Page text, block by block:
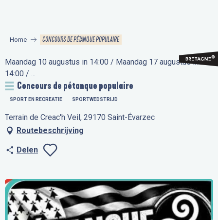
principal
Home CONCOURS DE PÉTANQUE POPULAIRE
Maandag 10 augustus in 14:00 / Maandag 17 augustus in
14:00 / ...
Concours de pétanque populaire
SPORT EN RECREATIE SPORTWEDSTRIJD
Terrain de Creac'h Veil, 29170 Saint-Évarzec
Routebeschrijving
Delen